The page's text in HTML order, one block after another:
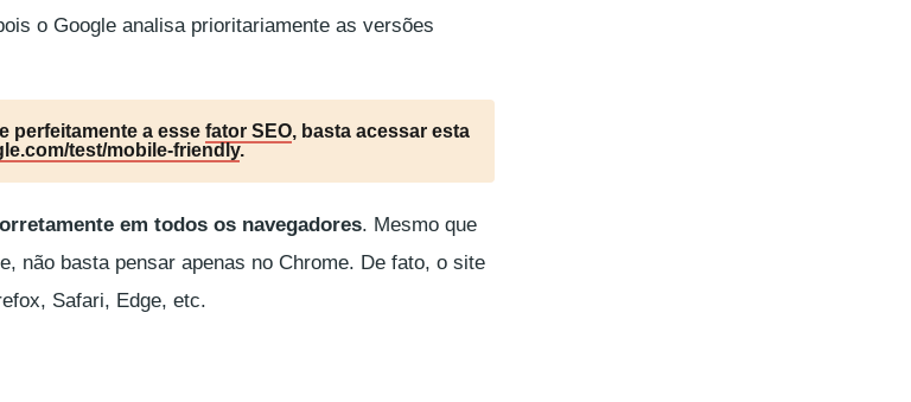
o Google analisa prioritariamente as versões
perfeitamente a esse fator SEO, basta acessar esta
test/mobile-friendly.
em todos os navegadores. Mesmo que
não basta pensar apenas no Chrome. De fato, o site
Safari, Edge, etc.